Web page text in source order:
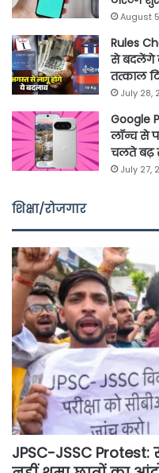
August
Rules
से बदलेंगे
तत्काल
July 28,
Google
लॉन्च से
चलते बढ़
July 27,
शिक्षा/रोजगार
JPSC-JSSC